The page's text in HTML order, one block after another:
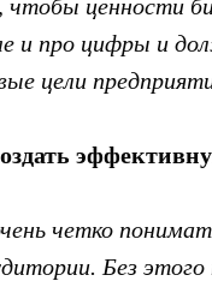
чтобы ценности
и про цифры и
цели
четко
Без